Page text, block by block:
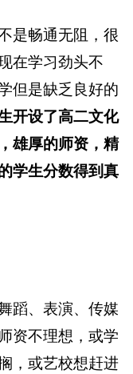
畅通无阻，很
在学习劲头不
但是缺乏良好的
开设了高二文化
雄厚的师资，精
学生分数得到真
、表演、传媒
资不理想，或学
，或艺校想赶进